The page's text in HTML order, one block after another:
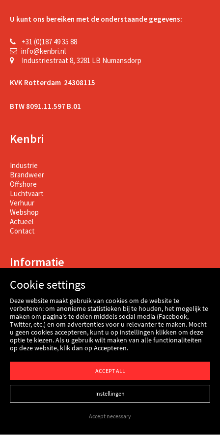
U kunt ons bereiken met de onderstaande gegevens:
+31 (0)187 49 35 88
info@kenbri.nl
Industriestraat 8, 3281 LB Numansdorp
KVK Rotterdam 24308115
BTW 8091.11.597 B.01
Kenbri
Industrie
Brandweer
Offshore
Luchtvaart
Verhuur
Webshop
Actueel
Contact
Informatie
Contact
Werken bij Kenbri
Certificering
Voorwaarden
Termen
Disclaimer
Privacy & cookie verklaring
Cookie settings
Deze website maakt gebruik van cookies om de website te
verbeteren: om anonieme statistieken bij te houden, het mogelijk te
maken om pagina's te delen middels social media (Facebook,
Twitter, etc.) en om advertenties voor u relevanter te maken. Mocht
u geen cookies accepteren, kunt u op instellingen klikken om deze
optie te kiezen. Als u gebruik wilt maken van alle functionaliteiten
op deze website, klik dan op Accepteren.
ACCEPT ALL
Instellingen
Accept necessary